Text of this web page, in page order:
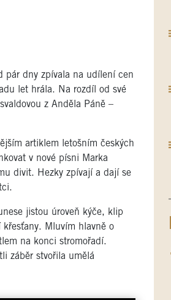
pár dny zpívala na udílení cen
let hrála. Na rozdíl od své
z Anděla Páně –
artiklem letošním českých
v nové písni Marka
divit. Hezky zpívají a dají se
jistou úroveň kýče, klip
Mluvím hlavně o
na konci stromořadí.
záběr stvořila umělá